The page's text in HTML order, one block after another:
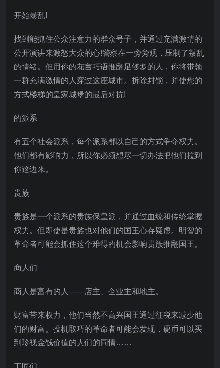
开始暴乱!
找到能抓住公众注意力的群众号子，并通过充满激情的
公开演讲来激怒大众的心!警察在一旁旁观，压制了叛乱
的情绪。但用你的花言巧语推翻足够多的人，你将带领
一群充满激情的人穿过这座城市。拆除封锁，并使您的
方式楼梯的皇家城堡的最后对抗!
的派系
有五个社会派系，每个派系都以自己的方式争夺权力。
他们都有影响力，所以你必须想尽一切办法把他们拉到
你这边来。
贵族
贵族是一个派系的贵族保皇派，并通过血统和传统掌握
权力。但即使是贵族也对他们的国王心存疑虑。明智的
革命者可能会抓住这个难得的机会影响贵族推翻国王。
商人们
商人是富有的人——店主、企业主和地主。
财富带来权力，他们当然不高兴国王通过征税来减少他
们的财富。投机取巧的革命者可能会发现，硬币可以买
到珍视金钱价值的人们的同情……
工匠们